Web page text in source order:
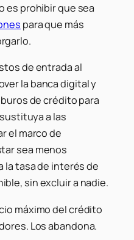
es prohibir que sea
para que más
de entrada al
la banca digital y
de crédito para
a las
el marco de
sea menos
la tasa de interés de
sin excluir a nadie.
máximo del crédito
Los abandona.